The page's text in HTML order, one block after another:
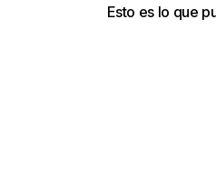
Esto es lo que